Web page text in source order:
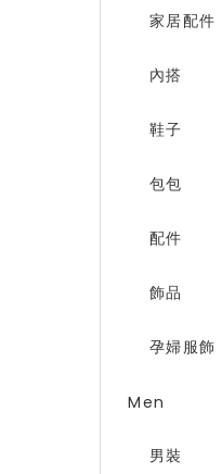
家居配件
內搭
鞋子
包包
配件
飾品
孕婦服飾
Men
男裝